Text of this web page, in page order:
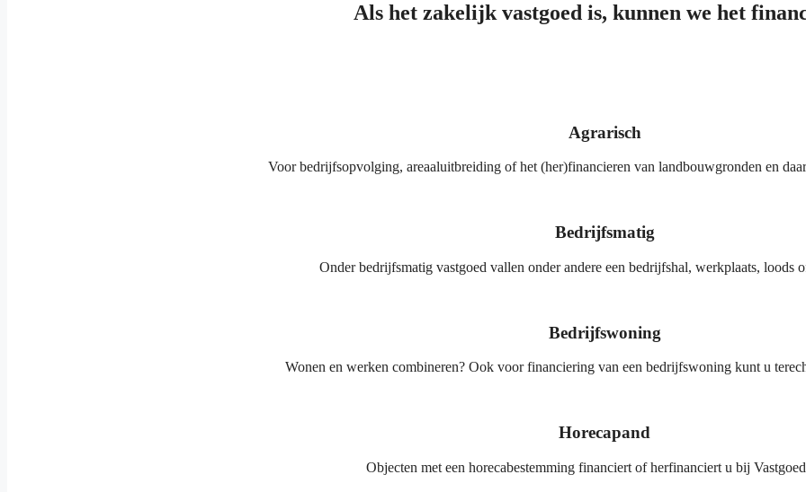
Als het zakelijk vastgoed is, kunnen we het
Agrarisch
Voor bedrijfsopvolging, areaaluitbreiding of het (her)financieren van landbouwgronden en
Bedrijfsmatig
Onder bedrijfsmatig vastgoed vallen onder andere een bedrijfshal, werkplaats, loods
Bedrijfswoning
Wonen en werken combineren? Ook voor financiering van een bedrijfswoning kunt u
Horecapand
Objecten met een horecabestemming financiert of herfinanciert u bij